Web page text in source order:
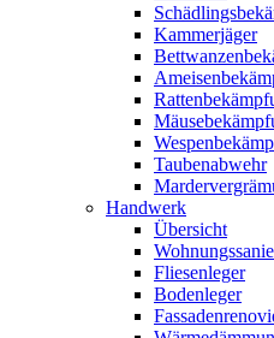
Kammerjäger
Taubenabwehr
Handwerk
Übersicht
Fliesenleger
Bodenleger